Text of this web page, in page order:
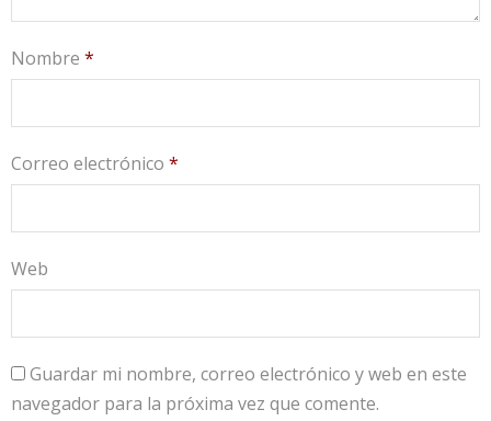
Nombre *
Correo electrónico *
Web
Guardar mi nombre, correo electrónico y web en este
navegador para la próxima vez que comente.